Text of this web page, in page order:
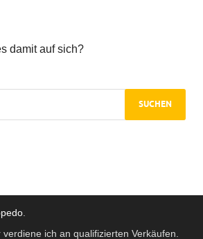
damit auf sich?
ich an qualifizierten Verkäufen.